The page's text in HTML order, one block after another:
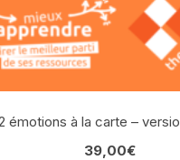
émotions à la carte –
39,00€